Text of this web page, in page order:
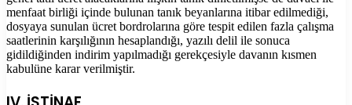
menfaat birliği içinde bulunan tanık beyanlarına itibar edilmediği,
dosyaya sunulan ücret bordrolarına göre tespit edilen fazla çalışma
saatlerinin karşılığının hesaplandığı, yazılı delil ile sonuca
gidildiğinden indirim yapılmadığı gerekçesiyle davanın kısmen
kabulüne karar verilmiştir.